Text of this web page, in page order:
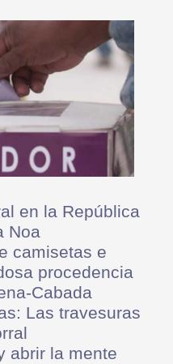
en la República
Noa
camisetas e
procedencia
Cabada
Las travesuras
abrir la mente